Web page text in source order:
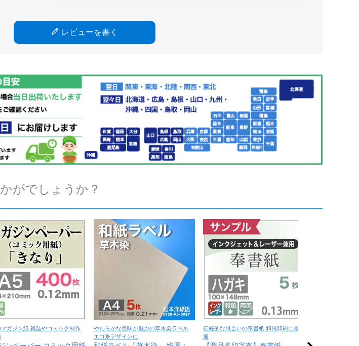
レビューを書く
がでしょうか？
ガジン紙 雑誌やコミック制作
やわらかな色味が魅力の草木染ラベル
エコ系デザインに
伝統的な風合いの奉書紙 和風印刷に最
適